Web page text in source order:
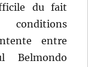
du fait
conditions
entre
Belmondo